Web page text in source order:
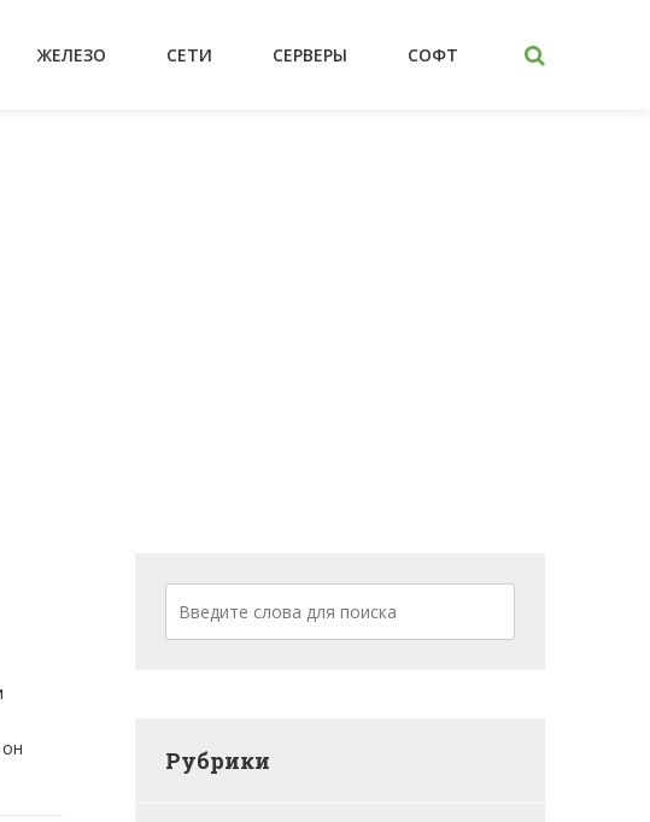
ЖЕЛЕЗО СЕТИ СЕРВЕРЫ СОФТ
Рубрики